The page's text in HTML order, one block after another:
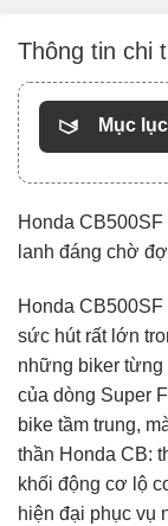
Thông tin chi
Mục lục
Honda
lanh đáng chờ
Honda
sức hút rất lớn
những biker từng
của dòng Super
bike tầm trung,
thần Honda CB:
khối động cơ lộ
hiện đại phục vụ